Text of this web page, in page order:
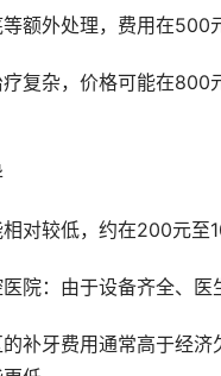
等额外处理，费用在500
相对较低，约在200元至
医院：由于设备齐全、